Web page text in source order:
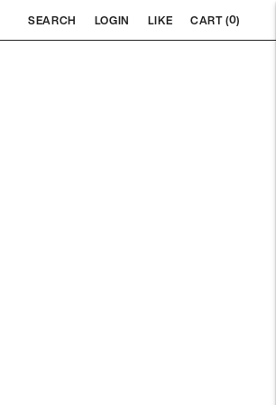
SEARCH LOGIN LIKE CART (0)